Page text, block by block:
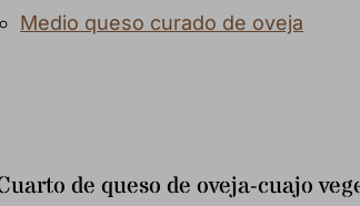
Medio queso curado de oveja
de queso de oveja-cuajo